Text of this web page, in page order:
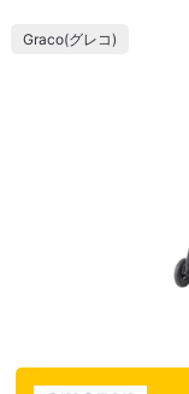
Graco(グレコ)